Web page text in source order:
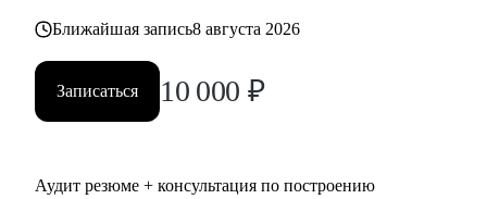
Ближайшая запись8 августа 2026
Записаться 10 000 ₽
Аудит резюме + консультация по построению